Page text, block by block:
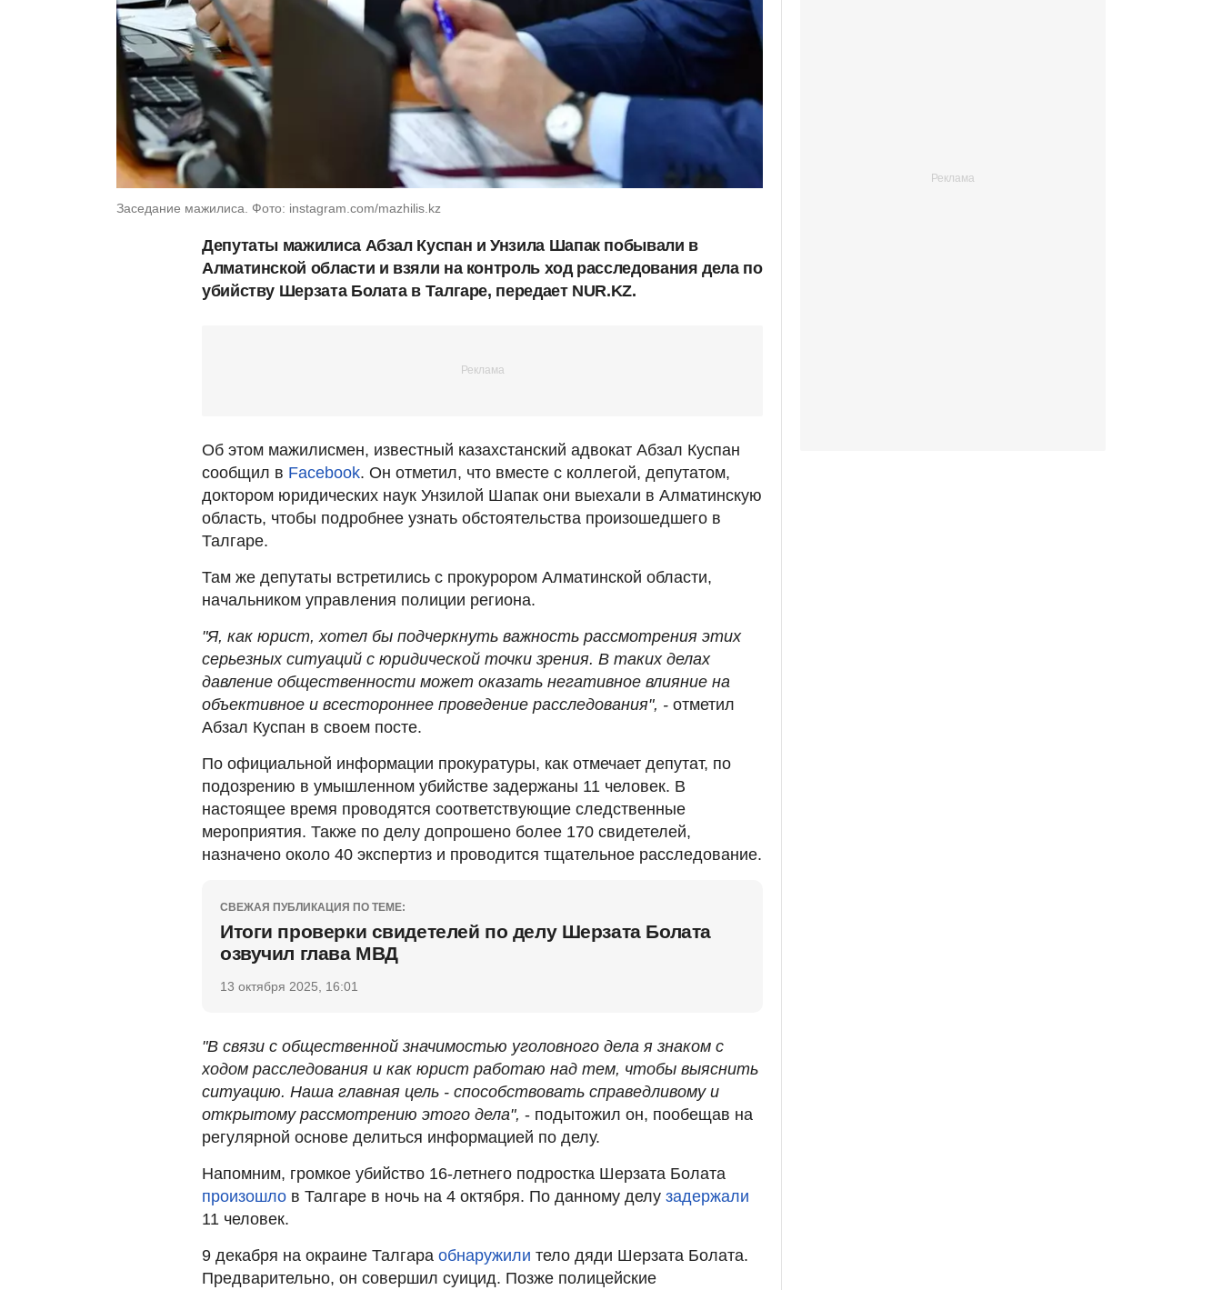
Заседание мажилиса. Фото: instagram.com/mazhilis.kz
Депутаты мажилиса Абзал Куспан и Унзила Шапак побывали в
Алматинской области и взяли на контроль ход расследования дела по
убийству Шерзата Болата в Талгаре, передает NUR.KZ.
Об этом мажилисмен, известный казахстанский адвокат Абзал Куспан
сообщил в Facebook. Он отметил, что вместе с коллегой, депутатом,
доктором юридических наук Унзилой Шапак они выехали в Алматинскую
область, чтобы подробнее узнать обстоятельства произошедшего в
Талгаре.
Там же депутаты встретились с прокурором Алматинской области,
начальником управления полиции региона.
"Я, как юрист, хотел бы подчеркнуть важность рассмотрения этих
серьезных ситуаций с юридической точки зрения. В таких делах
давление общественности может оказать негативное влияние на
объективное и всестороннее проведение расследования", - отметил
Абзал Куспан в своем посте.
По официальной информации прокуратуры, как отмечает депутат, по
подозрению в умышленном убийстве задержаны 11 человек. В
настоящее время проводятся соответствующие следственные
мероприятия. Также по делу допрошено более 170 свидетелей,
назначено около 40 экспертиз и проводится тщательное расследование.
СВЕЖАЯ ПУБЛИКАЦИЯ ПО ТЕМЕ:
Итоги проверки свидетелей по делу Шерзата Болата
озвучил глава МВД
13 октября 2025, 16:01
"В связи с общественной значимостью уголовного дела я знаком с
ходом расследования и как юрист работаю над тем, чтобы выяснить
ситуацию. Наша главная цель - способствовать справедливому и
открытому рассмотрению этого дела", - подытожил он, пообещав на
регулярной основе делиться информацией по делу.
Напомним, громкое убийство 16-летнего подростка Шерзата Болата
произошло в Талгаре в ночь на 4 октября. По данному делу задержали
11 человек.
9 декабря на окраине Талгара обнаружили тело дяди Шерзата Болата.
Предварительно, он совершил суицид. Позже полицейские